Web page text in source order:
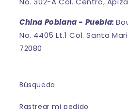
China Poblana - Puebla:
No. 4405 Lt.1 Col. Santa
72080
Búsqueda
Rastrear mi pedido